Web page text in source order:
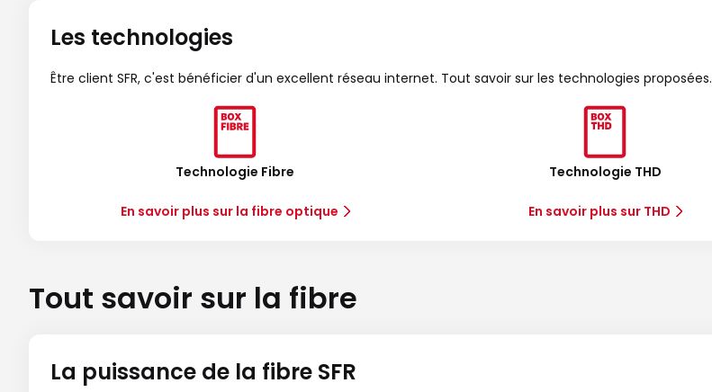
Les technologies
Être client SFR, c'est bénéficier d'un excellent réseau internet. Tout savoir sur les technologies proposées.
Technologie Fibre
En savoir plus sur la fibre optique
Technologie THD
En savoir plus sur THD
Tout savoir sur la fibre
La puissance de la fibre SFR